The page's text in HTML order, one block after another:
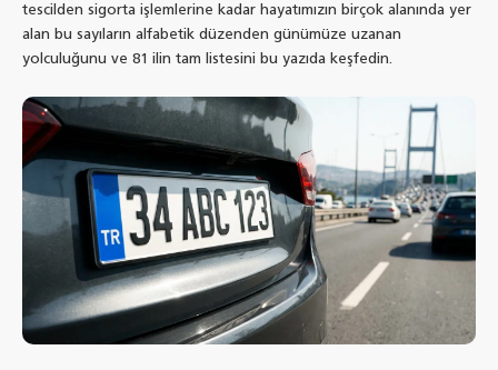
tescilden sigorta işlemlerine kadar hayatımızın birçok alanında yer
alan bu sayıların alfabetik düzenden günümüze uzanan
yolculuğunu ve 81 ilin tam listesini bu yazıda keşfedin.